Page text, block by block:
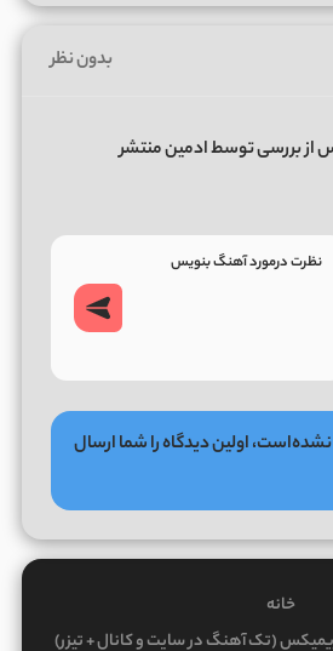
بدون نظر
از بررسی توسط ادمین منتشر
اولین دیدگاه را شما ارسال
خانه
(تک آهنگ در سایت و کانال + تیزر)